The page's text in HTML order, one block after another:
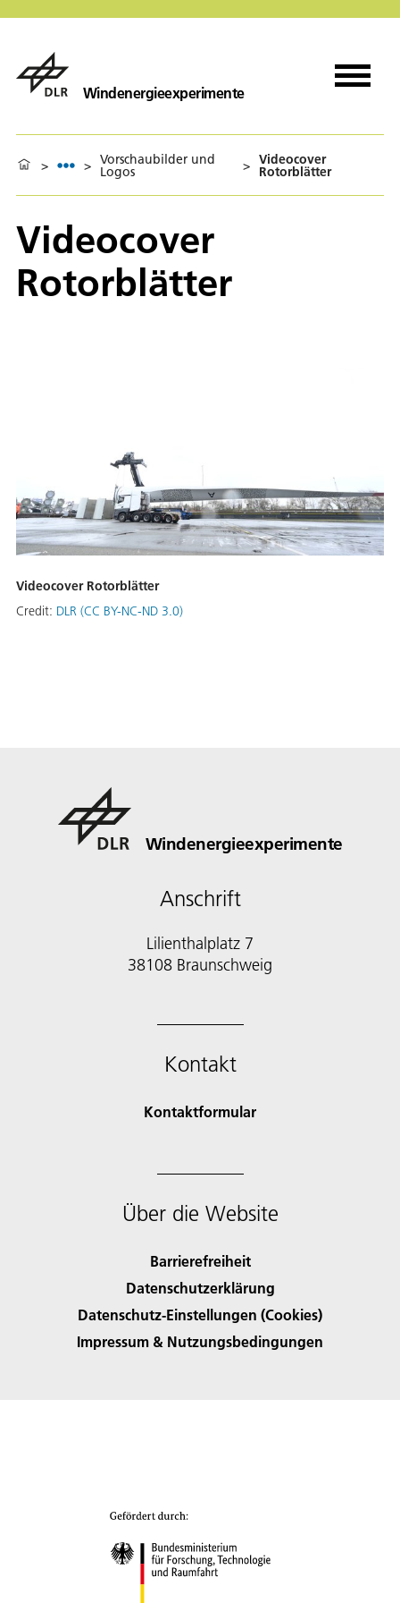
Windenergieexperimente
> > Vorschaubilder und
Logos > Videocover
Rotorblätter
Videocover
Rotorblätter
Videocover Rotorblätter
Credit: DLR (CC BY-NC-ND 3.0)
Windenergieexperimente
Anschrift
Lilienthalplatz 7
38108 Braunschweig
Kontakt
Kontaktformular
Über die Website
Barrierefreiheit
Datenschutzerklärung
Datenschutz-Einstellungen (Cookies)
Impressum & Nutzungsbedingungen